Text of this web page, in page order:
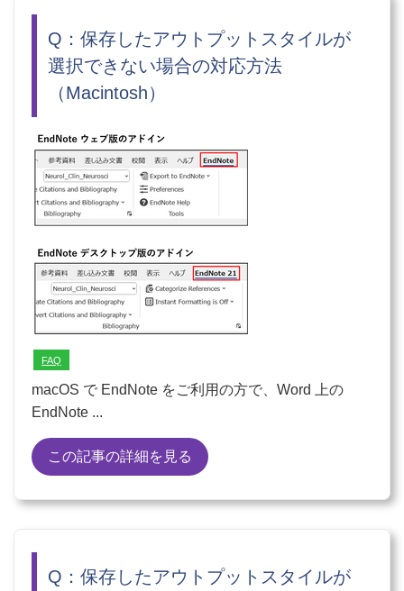
Q：保存したアウトプットスタイルが
選択できない場合の対応方法
（Macintosh）
FAQ
macOS で EndNote をご利用の方で、Word 上の
EndNote ...
この記事の詳細を見る
Q：保存したアウトプットスタイルが